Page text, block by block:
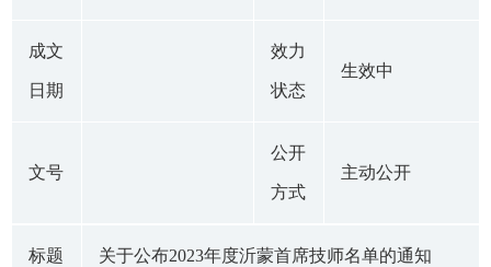
成文
日期
效力
状态
生效中
文号
公开
方式
主动公开
标题 关于公布2023年度沂蒙首席技师名单的通知